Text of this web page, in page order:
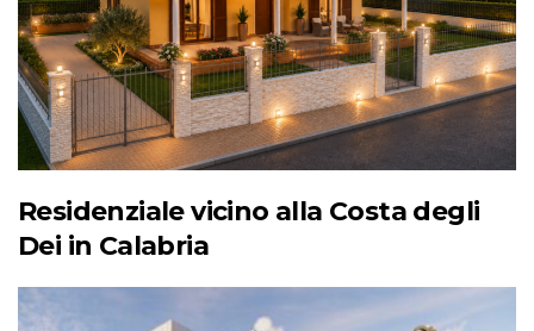
Residenziale vicino alla Costa degli
Dei in Calabria